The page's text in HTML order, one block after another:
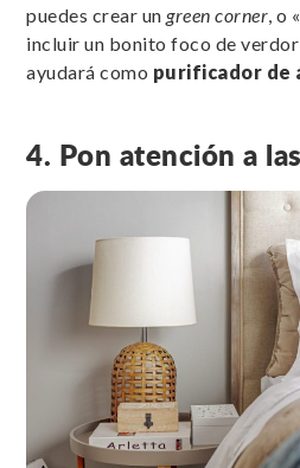
puedes crear un green corner, o
incluir un bonito foco de verdor
ayudará como purificador de
4. Pon atención a